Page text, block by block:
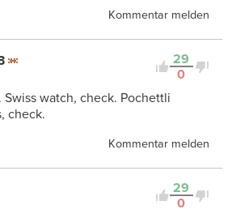
Kommentar melden
29
0
Swiss watch, check. Pochettli
check.
Kommentar melden
29
0